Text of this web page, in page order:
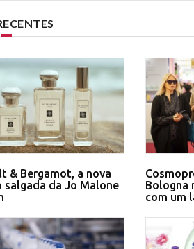
& Bergamot, a nova
salgada da Jo Malone
Bologna
com um